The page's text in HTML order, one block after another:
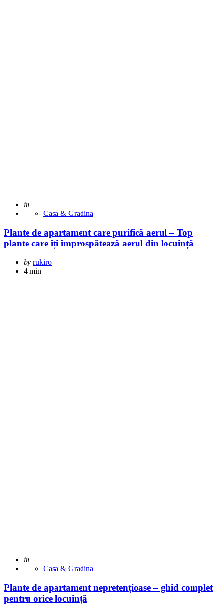
Posted
in
Casa & Gradina
Plante de apartament care purifică aerul – Top
plante care îți împrospătează aerul din locuință
Posted
by
by rukiro
4 min
Posted
in
Casa & Gradina
Plante de apartament nepretențioase – ghid complet
pentru orice locuință